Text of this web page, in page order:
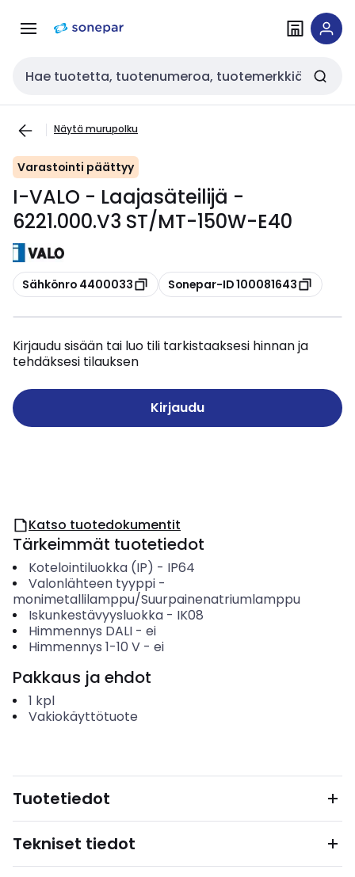
navigointiinsisältöön
Haku
Näytä murupolku
Varastointi päättyy
I-VALO - Laajasäteilijä -
6221.000.V3 ST/MT-150W-E40
Kopioi
Sähkönro 4400033 Kopioi
Sonepar-ID 100081643
Kirjaudu sisään tai luo tili tarkistaaksesi hinnan ja
tehdäksesi tilauksen
Kirjaudu
Katso tuotedokumentit
Tärkeimmät tuotetiedot
Kotelointiluokka (IP) - IP64
Valonlähteen tyyppi-
monimetallilamppu/Suurpainenatriumlamppu
Iskunkestävyysluokka- IK08
Himmennys DALI- ei
Himmennys 1-10 V- ei
Pakkaus ja ehdot
1 kpl
Vakiokäyttötuote
Tuotetiedot
Tekniset tiedot